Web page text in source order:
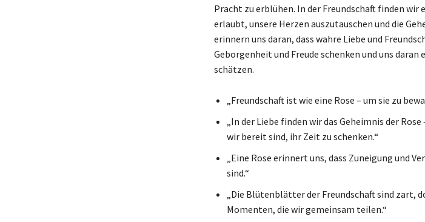
Pracht zu erblühen. In der Freundschaft finden wir
erlaubt, unsere Herzen auszutauschen und die
erinnern uns daran, dass wahre Liebe und
Geborgenheit und Freude schenken und uns
schätzen.
„Freundschaft ist wie eine Rose – um sie zu
„In der Liebe finden wir das Geheimnis der
wir bereit sind, ihr Zeit zu schenken.“
„Eine Rose erinnert uns, dass Zuneigung und
sind.“
„Die Blütenblätter der Freundschaft sind zart,
Momenten, die wir gemeinsam teilen.“